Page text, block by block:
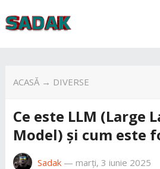
ACASĂ→ DIVERSE
Ce este LLM (Large
Model) și cum este
Sadak— marți, 3 iunie 2025